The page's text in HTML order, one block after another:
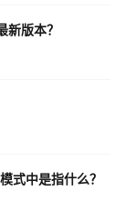
版本？
式中是指什么？